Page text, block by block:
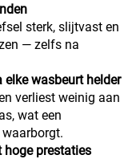
sterk, slijtvast en
— zelfs na
wasbeurt helder
verliest weinig aan
wat een
hoge prestaties